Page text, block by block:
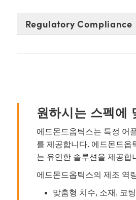
Regulatory Compliance
원하시는 스펙에
에드몬드옵틱스는 특정 어
를 제공합니다. 에드몬드옵
는 유연한 솔루션을 제공합
에드몬드옵틱스의 제조 역
맞춤형 치수, 소재, 코